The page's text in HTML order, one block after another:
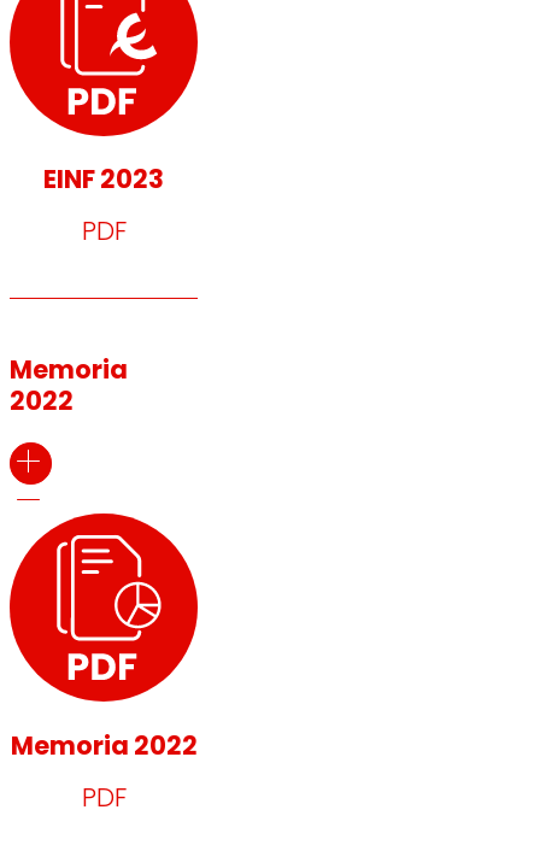
EINF 2023
PDF
Memoria
2022
Memoria 2022
PDF